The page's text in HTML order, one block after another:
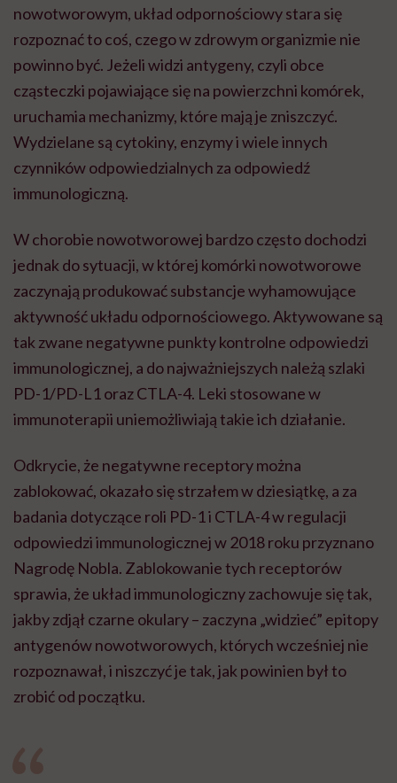
nowotworowym, układ odpornościowy stara się
rozpoznać to coś, czego w zdrowym organizmie nie
powinno być. Jeżeli widzi antygeny, czyli obce
cząsteczki pojawiające się na powierzchni komórek,
uruchamia mechanizmy, które mają je zniszczyć.
Wydzielane są cytokiny, enzymy i wiele innych
czynników odpowiedzialnych za odpowiedź
immunologiczną.
W chorobie nowotworowej bardzo często dochodzi
jednak do sytuacji, w której komórki nowotworowe
zaczynają produkować substancje wyhamowujące
aktywność układu odpornościowego. Aktywowane są
tak zwane negatywne punkty kontrolne odpowiedzi
immunologicznej, a do najważniejszych należą szlaki
PD-1/PD-L1 oraz CTLA-4. Leki stosowane w
immunoterapii uniemożliwiają takie ich działanie.
Odkrycie, że negatywne receptory można
zablokować, okazało się strzałem w dziesiątkę, a za
badania dotyczące roli PD-1 i CTLA-4 w regulacji
odpowiedzi immunologicznej w 2018 roku przyznano
Nagrodę Nobla. Zablokowanie tych receptorów
sprawia, że układ immunologiczny zachowuje się tak,
jakby zdjął czarne okulary – zaczyna „widzieć” epitopy
antygenów nowotworowych, których wcześniej nie
rozpoznawał, i niszczyć je tak, jak powinien był to
zrobić od początku.